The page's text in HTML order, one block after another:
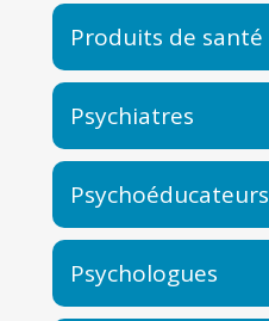
Produits de santé
Psychiatres
Psychoéducateurs
Psychologues